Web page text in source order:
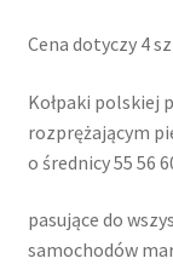
Cena dotyczy 4
Kołpaki polskiej
rozprężającym
o średnicy 55 56
pasujące do
samochodów